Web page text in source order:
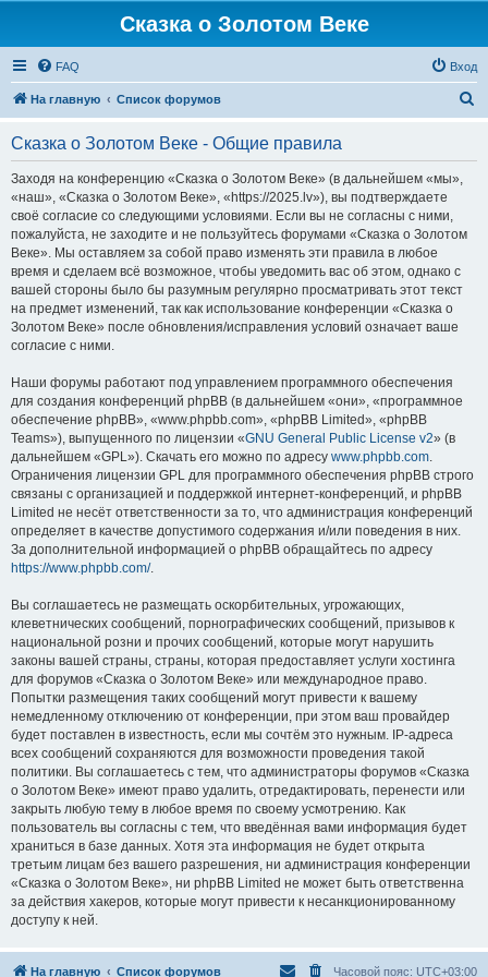
Сказка о Золотом Веке
FAQ Вход
На главную Список форумов
Сказка о Золотом Веке - Общие правила
Заходя на конференцию «Сказка о Золотом Веке» (в дальнейшем «мы»,
«наш», «Сказка о Золотом Веке», «https://2025.lv»), вы подтверждаете
своё согласие со следующими условиями. Если вы не согласны с ними,
пожалуйста, не заходите и не пользуйтесь форумами «Сказка о Золотом
Веке». Мы оставляем за собой право изменять эти правила в любое
время и сделаем всё возможное, чтобы уведомить вас об этом, однако с
вашей стороны было бы разумным регулярно просматривать этот текст
на предмет изменений, так как использование конференции «Сказка о
Золотом Веке» после обновления/исправления условий означает ваше
согласие с ними.
Наши форумы работают под управлением программного обеспечения
для создания конференций phpBB (в дальнейшем «они», «программное
обеспечение phpBB», «www.phpbb.com», «phpBB Limited», «phpBB
Teams»), выпущенного по лицензии «GNU General Public License v2» (в
дальнейшем «GPL»). Скачать его можно по адресу www.phpbb.com.
Ограничения лицензии GPL для программного обеспечения phpBB строго
связаны с организацией и поддержкой интернет-конференций, и phpBB
Limited не несёт ответственности за то, что администрация конференций
определяет в качестве допустимого содержания и/или поведения в них.
За дополнительной информацией о phpBB обращайтесь по адресу
https://www.phpbb.com/.
Вы соглашаетесь не размещать оскорбительных, угрожающих,
клеветнических сообщений, порнографических сообщений, призывов к
национальной розни и прочих сообщений, которые могут нарушить
законы вашей страны, страны, которая предоставляет услуги хостинга
для форумов «Сказка о Золотом Веке» или международное право.
Попытки размещения таких сообщений могут привести к вашему
немедленному отключению от конференции, при этом ваш провайдер
будет поставлен в известность, если мы сочтём это нужным. IP-адреса
всех сообщений сохраняются для возможности проведения такой
политики. Вы соглашаетесь с тем, что администраторы форумов «Сказка
о Золотом Веке» имеют право удалить, отредактировать, перенести или
закрыть любую тему в любое время по своему усмотрению. Как
пользователь вы согласны с тем, что введённая вами информация будет
храниться в базе данных. Хотя эта информация не будет открыта
третьим лицам без вашего разрешения, ни администрация конференции
«Сказка о Золотом Веке», ни phpBB Limited не может быть ответственна
за действия хакеров, которые могут привести к несанкционированному
доступу к ней.
На главную Список форумов Часовой пояс: UTC+03:00